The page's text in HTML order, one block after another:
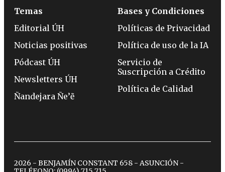
Temas
Editorial ÚH
Noticias positivas
Pódcast ÚH
Newsletters ÚH
Ñandejara Ñe’ẽ
Bases y Condiciones
Políticas de Privacidad
Política de uso de la IA
Servicio de
Suscripción a Crédito
Política de Calidad
2026 - BENJAMÍN CONSTANT 658 - ASUNCIÓN -